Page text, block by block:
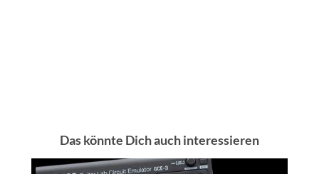
Das könnte Dich auch interessieren